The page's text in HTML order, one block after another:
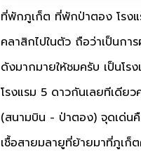
ที่พักภูเก็ต ที่พักป่าตอง โรง
คลาสิกไปในตัว ถือว่าเป็นก
ดังมากมายให้ชมครับ เป็นโ
โรงแรม 5 ดาวกันเลยทีเดี
(สนามบิน - ป่าตอง) จุดเด่นคื
เชื้อสายมลายูที่ย้ายมาที่ภูเก็